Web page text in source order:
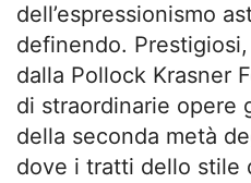
dell’espressionismo
definendo.
dalla Pollock Krasner
di straordinarie opere
della seconda metà
dove i tratti dello stile